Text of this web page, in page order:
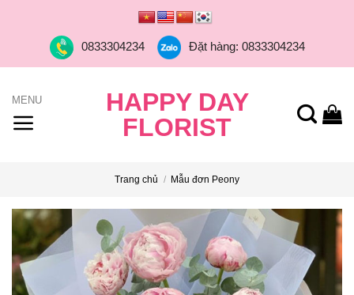
0833304234 Đặt hàng: 0833304234
HAPPY DAY
FLORIST
Trang chủ / Mẫu đơn Peony